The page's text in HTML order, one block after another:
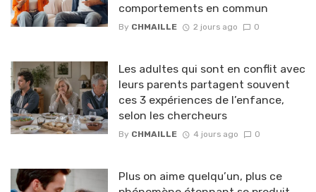
comportements en commun
By CHMAILLE 2 jours ago 0
Les adultes qui sont en conflit avec
leurs parents partagent souvent
ces 3 expériences de l’enfance,
selon les chercheurs
By CHMAILLE 4 jours ago 0
Plus on aime quelqu’un, plus ce